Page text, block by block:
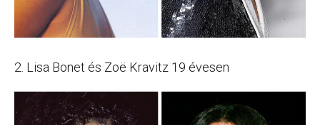
2. Lisa Bonet és Zoë Kravitz 19 évesen